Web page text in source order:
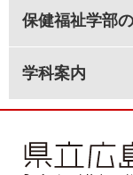
保健福祉学部
学科案内